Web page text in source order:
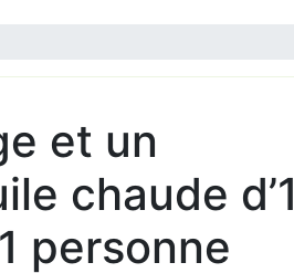
et un
chaude d’1
personne